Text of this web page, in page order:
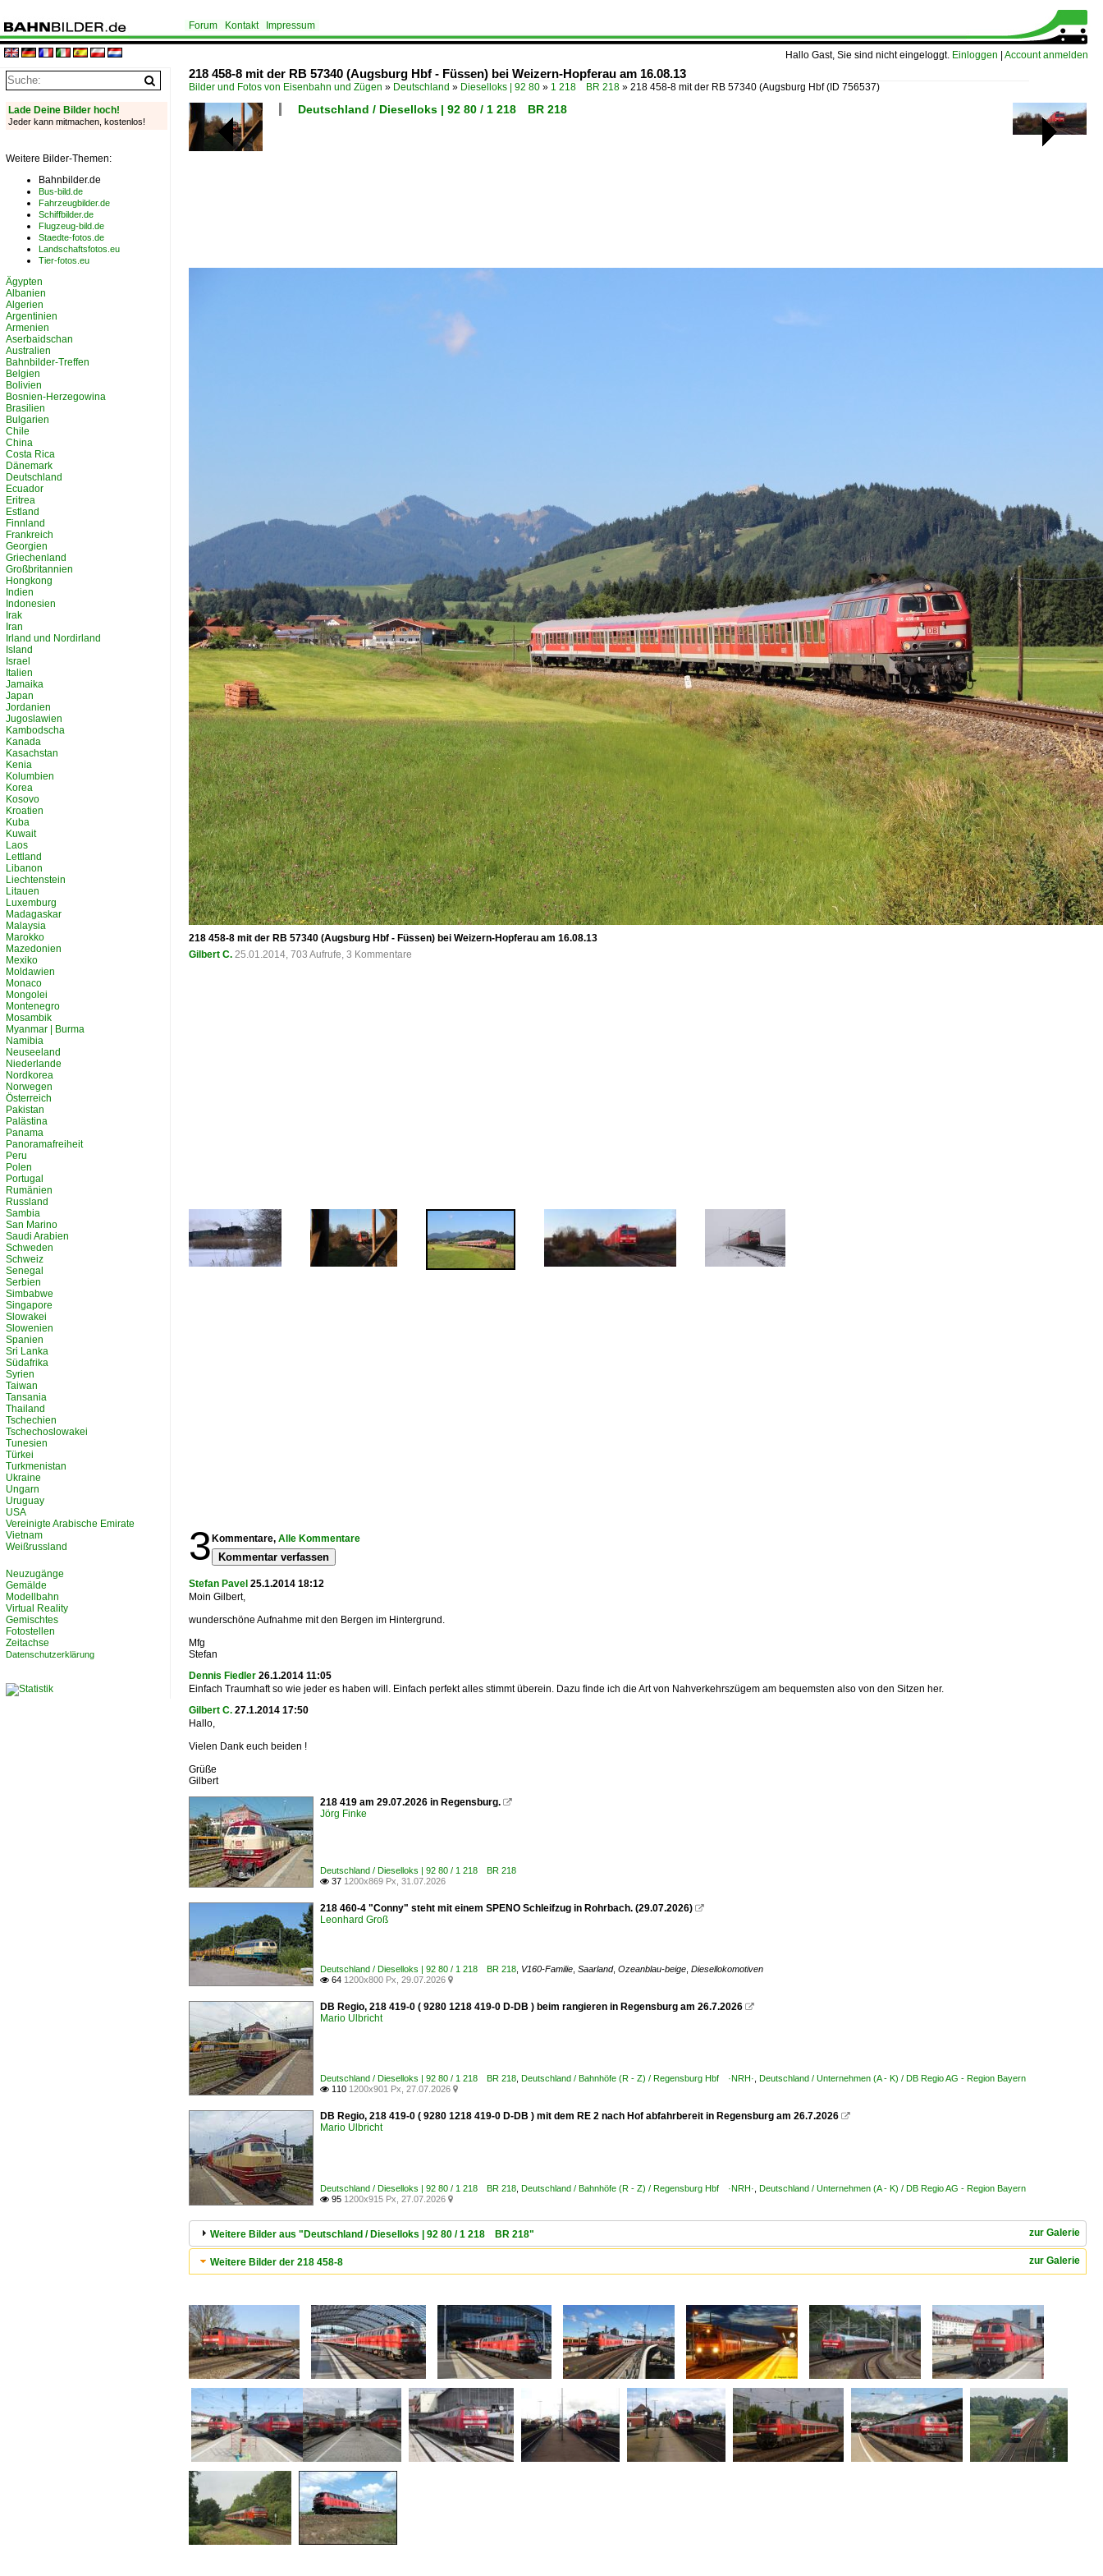
Hallo Gast, Sie sind nicht eingeloggt. Einloggen Account anmelden
Forum Kontakt Impressum
218 458-8 mit der RB 57340 (Augsburg Hbf - Füssen) bei Weizern-Hopferau am 16.08.13
Bilder und Fotos von Eisenbahn und Zügen » Deutschland » Dieselloks | 92 80 » 1 218 BR 218 » 218 458-8 mit der RB 57340 (Augsburg Hbf(ID 756537)
Deutschland / Dieselloks | 92 80 / 1 218 BR 218
218 458-8 mit der RB 57340 (Augsburg Hbf - Füssen) bei Weizern-Hopferau am 16.08.13
Gilbert C. 25.01.2014, 703 Aufrufe, 3 Kommentare
3 Kommentare, Alle Kommentare
Kommentar verfassen
Stefan Pavel 25.1.2014 18:12
Moin Gilbert,
wunderschöne Aufnahme mit den Bergen im Hintergrund.
Mfg
Stefan
Dennis Fiedler 26.1.2014 11:05
Einfach Traumhaft so wie jeder es haben will. Einfach perfekt alles stimmt überein. Dazu finde ich die Art von Nahverkehrszügem am bequemsten also von den Sitzen her.
Gilbert C. 27.1.2014 17:50
Hallo,
Vielen Dank euch beiden !
Grüße
Gilbert
218 419 am 29.07.2026 in Regensburg. 
Jörg Finke
Deutschland / Dieselloks | 92 80 / 1 218 BR 218
 37 1200x869 Px, 31.07.2026
218 460-4 "Conny" steht mit einem SPENO Schleifzug in Rohrbach. (29.07.2026) 
Leonhard Groß
Deutschland / Dieselloks | 92 80 / 1 218 BR 218 V160-Familie Saarland, Ozeanblau-beige Diesellokomotiven
 64 1200x800 Px, 29.07.2026 
DB Regio, 218 419-0 ( 9280 1218 419-0 D-DB ) beim rangieren in Regensburg am 26.7.2026 
Mario Ulbricht
Deutschland / Dieselloks | 92 80 / 1 218 BR 218 Deutschland / Bahnhöfe (R - Z) / Regensburg Hbf ·NRH· Deutschland / Unternehmen (A - K) / DB Regio AG - Region Bayern
 110 1200x901 Px, 27.07.2026 
DB Regio, 218 419-0 ( 9280 1218 419-0 D-DB ) mit dem RE 2 nach Hof abfahrbereit in Regensburg am 26.7.2026 
Mario Ulbricht
Deutschland / Dieselloks | 92 80 / 1 218 BR 218 Deutschland / Bahnhöfe (R - Z) / Regensburg Hbf ·NRH· Deutschland / Unternehmen (A - K) / DB Regio AG - Region Bayern
 95 1200x915 Px, 27.07.2026 
zur Galerie
Weitere Bilder aus "Deutschland / Dieselloks | 92 80 / 1 218 BR 218"
zur Galerie
Weitere Bilder der 218 458-8
Lade Deine Bilder hoch!
Jeder kann mitmachen, kostenlos!
Weitere Bilder-Themen:
Bahnbilder.de
Bus-bild.de
Fahrzeugbilder.de
Schiffbilder.de
Flugzeug-bild.de
Staedte-fotos.de
Landschaftsfotos.eu
Tier-fotos.eu
Ägypten
Albanien
Algerien
Argentinien
Armenien
Aserbaidschan
Australien
Bahnbilder-Treffen
Belgien
Bolivien
Bosnien-Herzegowina
Brasilien
Bulgarien
Chile
China
Costa Rica
Dänemark
Deutschland
Ecuador
Eritrea
Estland
Finnland
Frankreich
Georgien
Griechenland
Großbritannien
Hongkong
Indien
Indonesien
Irak
Iran
Irland und Nordirland
Island
Israel
Italien
Jamaika
Japan
Jordanien
Jugoslawien
Kambodscha
Kanada
Kasachstan
Kenia
Kolumbien
Korea
Kosovo
Kroatien
Kuba
Kuwait
Laos
Lettland
Libanon
Liechtenstein
Litauen
Luxemburg
Madagaskar
Malaysia
Marokko
Mazedonien
Mexiko
Moldawien
Monaco
Mongolei
Montenegro
Mosambik
Myanmar | Burma
Namibia
Neuseeland
Niederlande
Nordkorea
Norwegen
Österreich
Pakistan
Palästina
Panama
Panoramafreiheit
Peru
Polen
Portugal
Rumänien
Russland
Sambia
San Marino
Saudi Arabien
Schweden
Schweiz
Senegal
Serbien
Simbabwe
Singapore
Slowakei
Slowenien
Spanien
Sri Lanka
Südafrika
Syrien
Taiwan
Tansania
Thailand
Tschechien
Tschechoslowakei
Tunesien
Türkei
Turkmenistan
Ukraine
Ungarn
Uruguay
USA
Vereinigte Arabische Emirate
Vietnam
Weißrussland
Neuzugänge
Gemälde
Modellbahn
Virtual Reality
Gemischtes
Fotostellen
Zeitachse
Datenschutzerklärung